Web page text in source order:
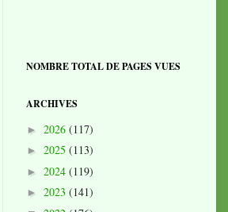
NOMBRE TOTAL DE PAGES VUES
ARCHIVES
► 2026 (117)
► 2025 (113)
► 2024 (119)
► 2023 (141)